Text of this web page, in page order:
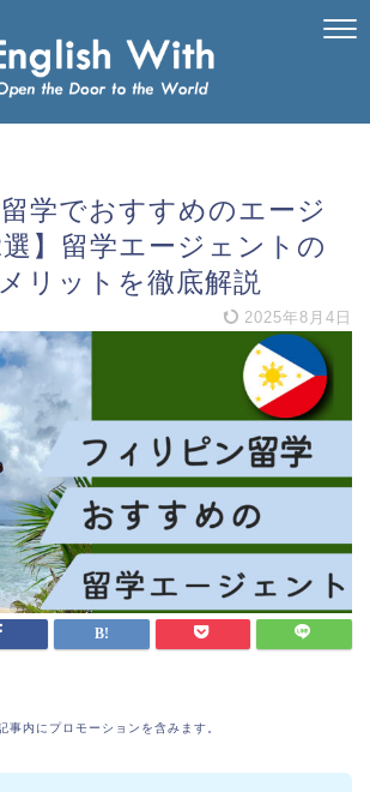
学でおすすめのエージ
】留学エージェントの
リットを徹底解説
2025年8月4日
事内にプロモーションを含みます。